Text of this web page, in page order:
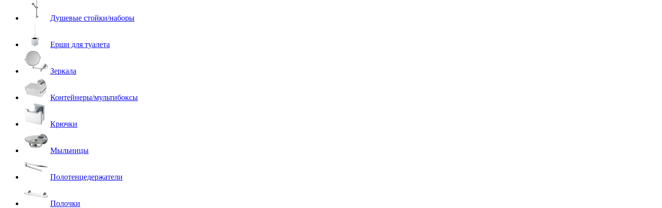
Душевые стойки/наборы
Ерши для туалета
Зеркала
Контейнеры/мультибоксы
Крючки
Мыльницы
Полотенцедержатели
Полочки